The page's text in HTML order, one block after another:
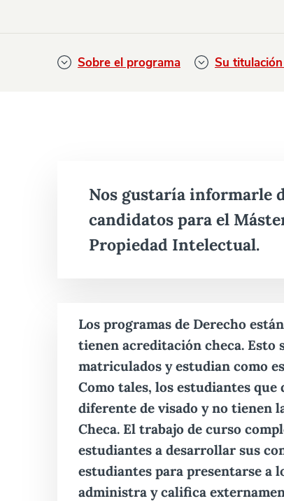
Sobre el programa Su
Nos gustaría informarle
candidatos para el
Propiedad Intelectual.
Los programas de Derecho
tienen acreditación checa. Esto
matriculados y estudian como
Como tales, los estudiantes
diferente de visado y no tienen
Checa. El trabajo de curso
estudiantes a desarrollar sus
estudiantes para presentarse a
administra y califica